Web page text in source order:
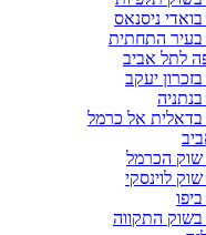
בואדי ניסנאס
בעיר התחתית
לתל אביב
בזכרון יעקב
בנתניה
בדאלית אל כרמל
שוק הכרמל
שוק לוינסקי
בשוק התקווה